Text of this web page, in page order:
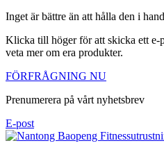
Inget är bättre än att hålla den i
Klicka till höger för att skicka ett e-
veta mer om era produkter.
FÖRFRÅGNING NU
Prenumerera på vårt nyhetsbrev
E-post